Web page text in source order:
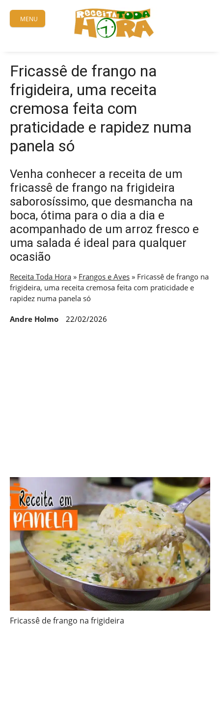
content
MENU
Fricassê de frango na
frigideira, uma receita
cremosa feita com
praticidade e rapidez numa
panela só
Venha conhecer a receita de um
fricassê de frango na frigideira
saborosíssimo, que desmancha na
boca, ótima para o dia a dia e
acompanhado de um arroz fresco e
uma salada é ideal para qualquer
ocasião
Receita Toda Hora » Frangos e Aves » Fricassê de frango na
frigideira, uma receita cremosa feita com praticidade e
rapidez numa panela só
Andre Holmo 22/02/2026
Fricassê de frango na frigideira